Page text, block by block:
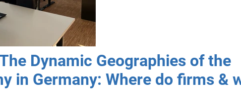
Dynamic Geographies of the
in Germany: Where do firms &